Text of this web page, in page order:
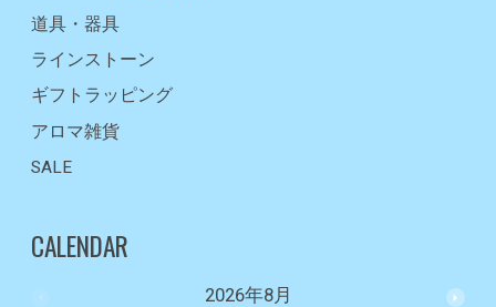
道具・器具
ラインストーン
ギフトラッピング
アロマ雑貨
SALE
CALENDAR
2026年8月